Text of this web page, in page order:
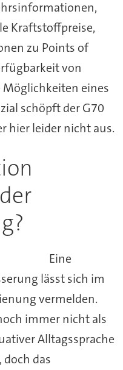
Kraftstoffpreise,
zu Points of
von
eines
schöpft der G70
hier leider nicht aus.
Eine
lässt sich im
vermelden.
immer nicht als
Alltagssprache
das